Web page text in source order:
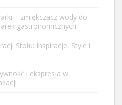
– zmiękczacz wody do
gastronomicznych
Stołu: Inspiracje, Style i
i ekspresja w